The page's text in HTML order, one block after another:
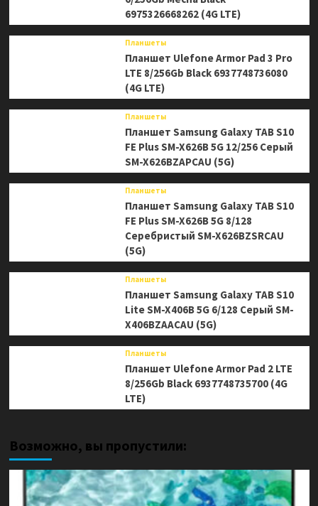
6975326668262 (4G LTE)
Планшеты
Планшет Ulefone Armor Pad 3 Pro
LTE 8/256Gb Black 6937748736080
(4G LTE)
Планшеты
Планшет Samsung Galaxy TAB S10
FE Plus SM-X626B 5G 12/256 Серый
SM-X626BZAPCAU (5G)
Планшеты
Планшет Samsung Galaxy TAB S10
FE Plus SM-X626B 5G 8/128
Серебристый SM-X626BZSRCAU
(5G)
Планшеты
Планшет Samsung Galaxy TAB S10
Lite SM-X406B 5G 6/128 Серый SM-
X406BZAACAU (5G)
Планшеты
Планшет Ulefone Armor Pad 2 LTE
8/256Gb Black 6937748735700 (4G
LTE)
Возможно, вы пропустили: